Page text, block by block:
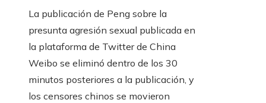
La publicación de Peng sobre la
presunta agresión sexual publicada en
la plataforma de Twitter de China
Weibo se eliminó dentro de los 30
minutos posteriores a la publicación, y
los censores chinos se movieron